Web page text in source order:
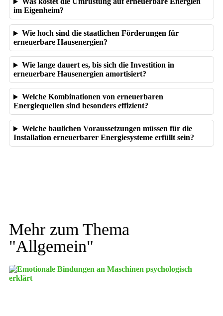
im Eigenheim?
Wie hoch sind die staatlichen Förderungen für
erneuerbare Hausenergien?
Wie lange dauert es, bis sich die Investition in
erneuerbare Hausenergien amortisiert?
Welche Kombinationen von erneuerbaren
Energiequellen sind besonders effizient?
Welche baulichen Voraussetzungen müssen für die
Installation erneuerbarer Energiesysteme erfüllt sein?
Mehr zum Thema
"Allgemein"